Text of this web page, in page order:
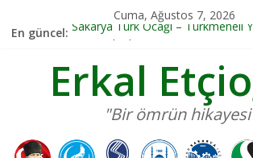
Cuma, Ağustos 7, 2026
En güncel: Sakarya Türk Ocağı – Türkmeneli
ADAPAZARINDA ULAŞIM
ADAPAZARINDA ULAŞIM
Erkal
"Bir ömrün